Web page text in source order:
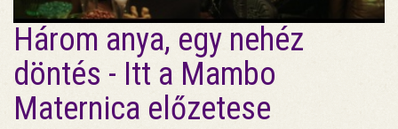
Három anya, egy nehéz
döntés - Itt a Mambo
Maternica előzetese